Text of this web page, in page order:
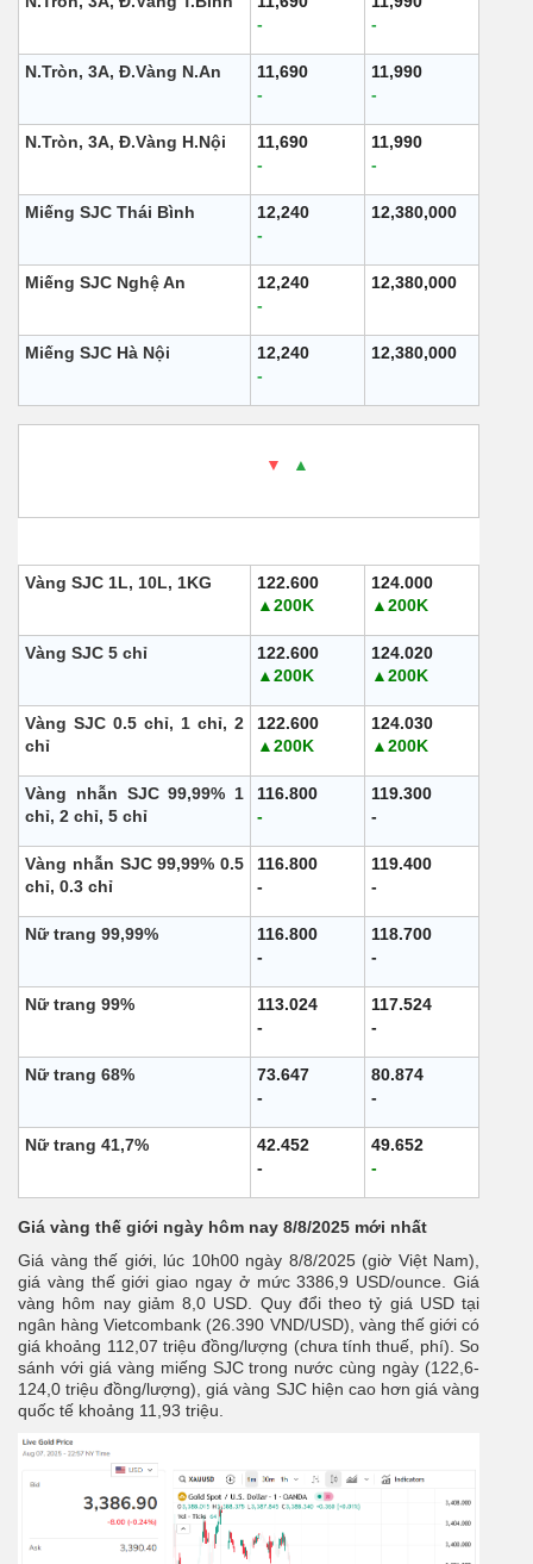
-
-
N.Tròn, 3A, Đ.Vàng N.An
11,690
-
11,990
-
N.Tròn, 3A, Đ.Vàng H.Nội
11,690
-
11,990
-
Miếng SJC Thái Bình
12,240
-
12,380,000
Miếng SJC Nghệ An
12,240
-
12,380,000
Miếng SJC Hà Nội
12,240
-
12,380,000
▼ ▲
Vàng SJC 1L, 10L, 1KG
122.600
▲200K
124.000
▲200K
Vàng SJC 5 chỉ
122.600
▲200K
124.020
▲200K
Vàng SJC 0.5 chỉ, 1 chỉ, 2
chỉ
122.600
▲200K
124.030
▲200K
Vàng nhẫn SJC 99,99% 1
chỉ, 2 chỉ, 5 chỉ
116.800
-
119.300
-
Vàng nhẫn SJC 99,99% 0.5
chỉ, 0.3 chỉ
116.800
-
119.400
-
Nữ trang 99,99%
116.800
-
118.700
-
Nữ trang 99%
113.024
-
117.524
-
Nữ trang 68%
73.647
-
80.874
-
Nữ trang 41,7%
42.452
-
49.652
-
Giá vàng thế giới ngày hôm nay 8/8/2025 mới nhất
Giá vàng thế giới, lúc 10h00 ngày 8/8/2025 (giờ Việt Nam),
giá vàng thế giới giao ngay ở mức 3386,9 USD/ounce. Giá
vàng hôm nay giảm 8,0 USD. Quy đổi theo tỷ giá USD tại
ngân hàng Vietcombank (26.390 VND/USD), vàng thế giới có
giá khoảng 112,07 triệu đồng/lượng (chưa tính thuế, phí). So
sánh với giá vàng miếng SJC trong nước cùng ngày (122,6-
124,0 triệu đồng/lượng), giá vàng SJC hiện cao hơn giá vàng
quốc tế khoảng 11,93 triệu.